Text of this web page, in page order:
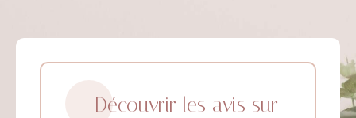
Découvrir les avis sur